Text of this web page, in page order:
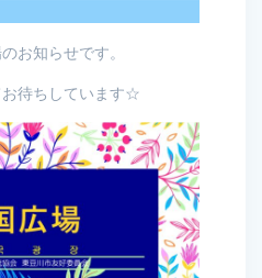
お知らせです。
待ちしています☆